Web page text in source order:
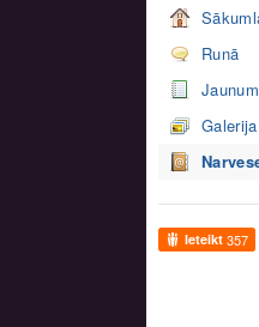
Runā
Galerija
Ieteikt 357